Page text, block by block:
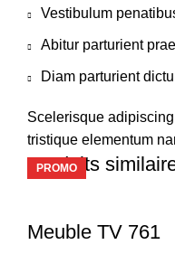
Vestibulum
Abitur parturient
Diam parturient
Scelerisque
tristique elementum
Produits
-14%
Meuble TV 761
-17%
-15%
-15%
-15%
-15%
-16%
PROMO